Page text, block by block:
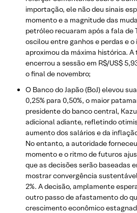
importação, ele não deu sinais
momento e a magnitude das
petróleo recuaram após a fala de
oscilou entre ganhos e perdas e o
aproximou da máxima histórica.
encerrou a sessão em R$/US$
o final de novembro;
O Banco do Japão (BoJ) elevou
0,25% para 0,50%, o maior
presidente do banco central,
adicional adiante, refletindo
aumento dos salários e da
No entanto, a autoridade
momento e o ritmo de futuros
que as decisões serão baseadas
mostrar convergência
2%. A decisão, amplamente
outro passo de afastamento do
crescimento econômico